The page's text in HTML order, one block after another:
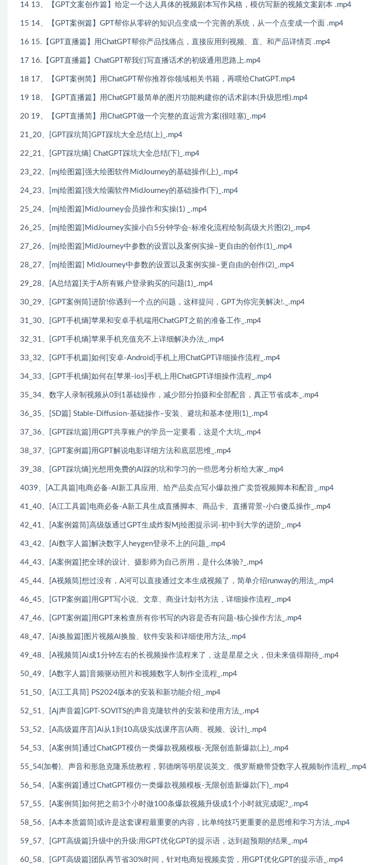
14 13、【GPT文案创作篇】给定一个达人具体的视频剧本写作风格，模仿写新的视频文案剧本 .mp4
15 14、【GPT案例篇】GPT帮你从零碎的知识点变成一个完善的系统，从一个点变成一个面 .mp4
16 15.【GPT直播篇】用ChatGPT帮你产品找痛点，直接应用到视频、直、和产品详情页 .mp4
17 16.【GPT直播篇】ChatGPT帮我们写直播话术的初级通用思路上.mp4
18 17、【GPT案例简】用ChatGPT帮你推荐你领域相关书籍，再喂给ChatGPT.mp4
19 18、【GPT直播篇】用ChatGPT最简单的图片功能构建你的话术剧本(升级思维).mp4
20 19、【GPT直播简】用ChatGPT做一个完整的直运营方案(很哇塞)_.mp4
21_20、[GPT踩坑筒]GPT踩坑大全总结(上)_.mp4
22_21、[GPT踩坑熵] ChatGPT踩坑大全总结(下)_.mp4
23_22、[mj绘图篇]强大绘图软件MidJourney的基础操作(上)_.mp4
24_23、[mj绘图篇]强大绘園软件MidJourney的基础操作(下)_.mp4
25_24、[mj绘图篇]MidJourney会员操作和实操(1) _.mp4
26_25、[mj绘图篇]MidJourney实操小白5分钟学会-标准化流程绘制高级大片图(2)_.mp4
27_26、[mj绘图篇]MidJourney中参数的设置以及案例实操–更自由的创作(1)_.mp4
28_27、[mj绘图篇] MidJourney中参数的设置以及案例实操–更自由的创作(2)_.mp4
29_28、[A总结篇]关于A所有账户登录购买的问题(1)_.mp4
30_29、[GPT案例筒]进阶!你遇到一个点的问题，这样提问，GPT为你完美解决!._.mp4
31_30、[GPT手机熵]苹果和安卓手机端用ChatGPT之前的准备工作_.mp4
32_31、[GPT手机熵]苹果手机充值充不上详细解决办法_.mp4
33_32、[GPT手机篇]如何[安卓-Android]手机上用ChatGPT详细操作流程_.mp4
34_33、[GPT手机熵]如何在[苹果-ios]手机上用ChatGPT详细操作流程_.mp4
35_34、数字人录制视频从0到1基础操作，减少部分拍摄和全部配音，真正节省成本_.mp4
36_35、[SD篇] Stable-Diffusion-基础操作–安装、避坑和基本使用(1)_.mp4
37_36、[GPT踩坑篇]用GPT共享账户的学员一定要看，这是个大坑_.mp4
38_37、[GPT案例篇]用GPT解说电影详细方法和底层思维_.mp4
39_38、[GPT踩坑熵]光想用免费的Al踩的坑和学习的一些思考分析给大家_.mp4
4039、[A工具篇]电商必备-AI新工具应用、给产品卖点写小爆款推广卖货视频脚本和配音_.mp4
41_40、[A江工具篇]电商必备-A新工具生成直播脚本、商品卡、直播背景-小白傻瓜操作_.mp4
42_41、[A案例篇筒]高级版通过GPT生成炸裂Mj绘图提示词-初中到大学的进阶_.mp4
43_42、[Ai数字人篇]解决数字人heygen登录不上的问题_.mp4
44_43、[A案例篇]把全球的设计、摄影师为自己所用，是什么体验?_.mp4
45_44、[A视频筒]想过没有，A河可以直接通过文本生成视频了，简单介绍runway的用法_.mp4
46_45、[GTP案例篇]用GPT写小说、文章、商业计划书方法，详细操作流程_.mp4
47_46、[GPT案例篇]用GPT来检查所有你书写的内容是否有问题-核心操作方法_.mp4
48_47、[Ai换脸篇]图片视频Al换脸、软件安装和详细使用方法_.mp4
49_48、[A视频筒]Ai成1分钟左右的长视频操作流程来了，这是星星之火，但未来值得期待_.mp4
50_49、[A数字人篇]音频驱动照片和视频数字人制作全流程_.mp4
51_50、[A江工具筒] PS2024版本的安装和新功能介绍_.mp4
52_51、[Aj声音篇]GPT-SOVITS的声音克隆软件的安装和使用方法_.mp4
53_52、[A高级篇序言]Ai从1到10高级实战课序言(A商、视频、设计)_.mp4
54_53、[A案例筒]通过ChatGPT模仿一类爆款视频模板-无限创造新爆款(上)_.mp4
55_54(加餐)、声音和形急克隆系统教程，郭德纲等明星说英文、俄罗斯糖带贷数字人视频制作流程_.mp4
56_54、[A案例篇]通过ChatGPT模仿一类爆款视频模板-无限创造新爆款(下)_.mp4
57_55、[A案例筒]如何把之前3个小时做100条爆款视频升级成1个小时就完成呢?_.mp4
58_56、[A本本质篇筒]或许是这套课程最重要的内容，比单纯技巧更重要的是思维和学习方法_.mp4
59_57、[GPT高级篇]升级中的升级:用GPT优化GPT的提示语，达到超预期的结果_.mp4
60_58、[GPT高级篇]团队再节省30%时间，针对电商短视频卖货，用GPT优化GPT的提示语_.mp4